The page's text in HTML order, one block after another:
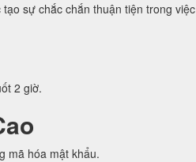
sự chắc chắn thuận tiện trong việc
2 giờ.
mã hóa mật khẩu.